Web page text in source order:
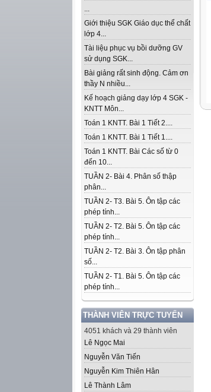
...
Giới thiệu SGK Giáo dục thể chất
lớp 4...
Tài liệu phục vụ bồi dưỡng GV
sử dụng SGK...
Bài giảng rất sinh động. Cảm ơn
thầy N nhiều...
Kế hoạch giảng dạy lớp 4 SGK -
KNTT Môn...
Toán 1 KNTT. Bài 1 Tiết 2....
Toán 1 KNTT. Bài 1 Tiết 1....
Toán 1 KNTT. Bài Các số từ 0
đến 10...
TUẦN 2- Bài 4. Phân số thập
phân...
TUẦN 2- T3. Bài 5. Ôn tập các
phép tính...
TUẦN 2- T2. Bài 5. Ôn tập các
phép tính...
TUẦN 2- T2. Bài 3. Ôn tập phân
số...
TUẦN 2- T1. Bài 5. Ôn tập các
phép tính...
THÀNH VIÊN TRỰC TUYẾN
4051 khách và 29 thành viên
Lê Ngọc Mai
Nguyễn Văn Tiến
Nguyễn Kim Thiên Hân
Lê Thành Lâm